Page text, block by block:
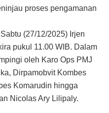
proses pengamanan
(27/12/2025) Irjen
pukul 11.00 WIB. Dalam
oleh Karo Ops PMJ
Dirpamobvit Kombes
Komarudin hingga
Nicolas Ary Lilipaly.